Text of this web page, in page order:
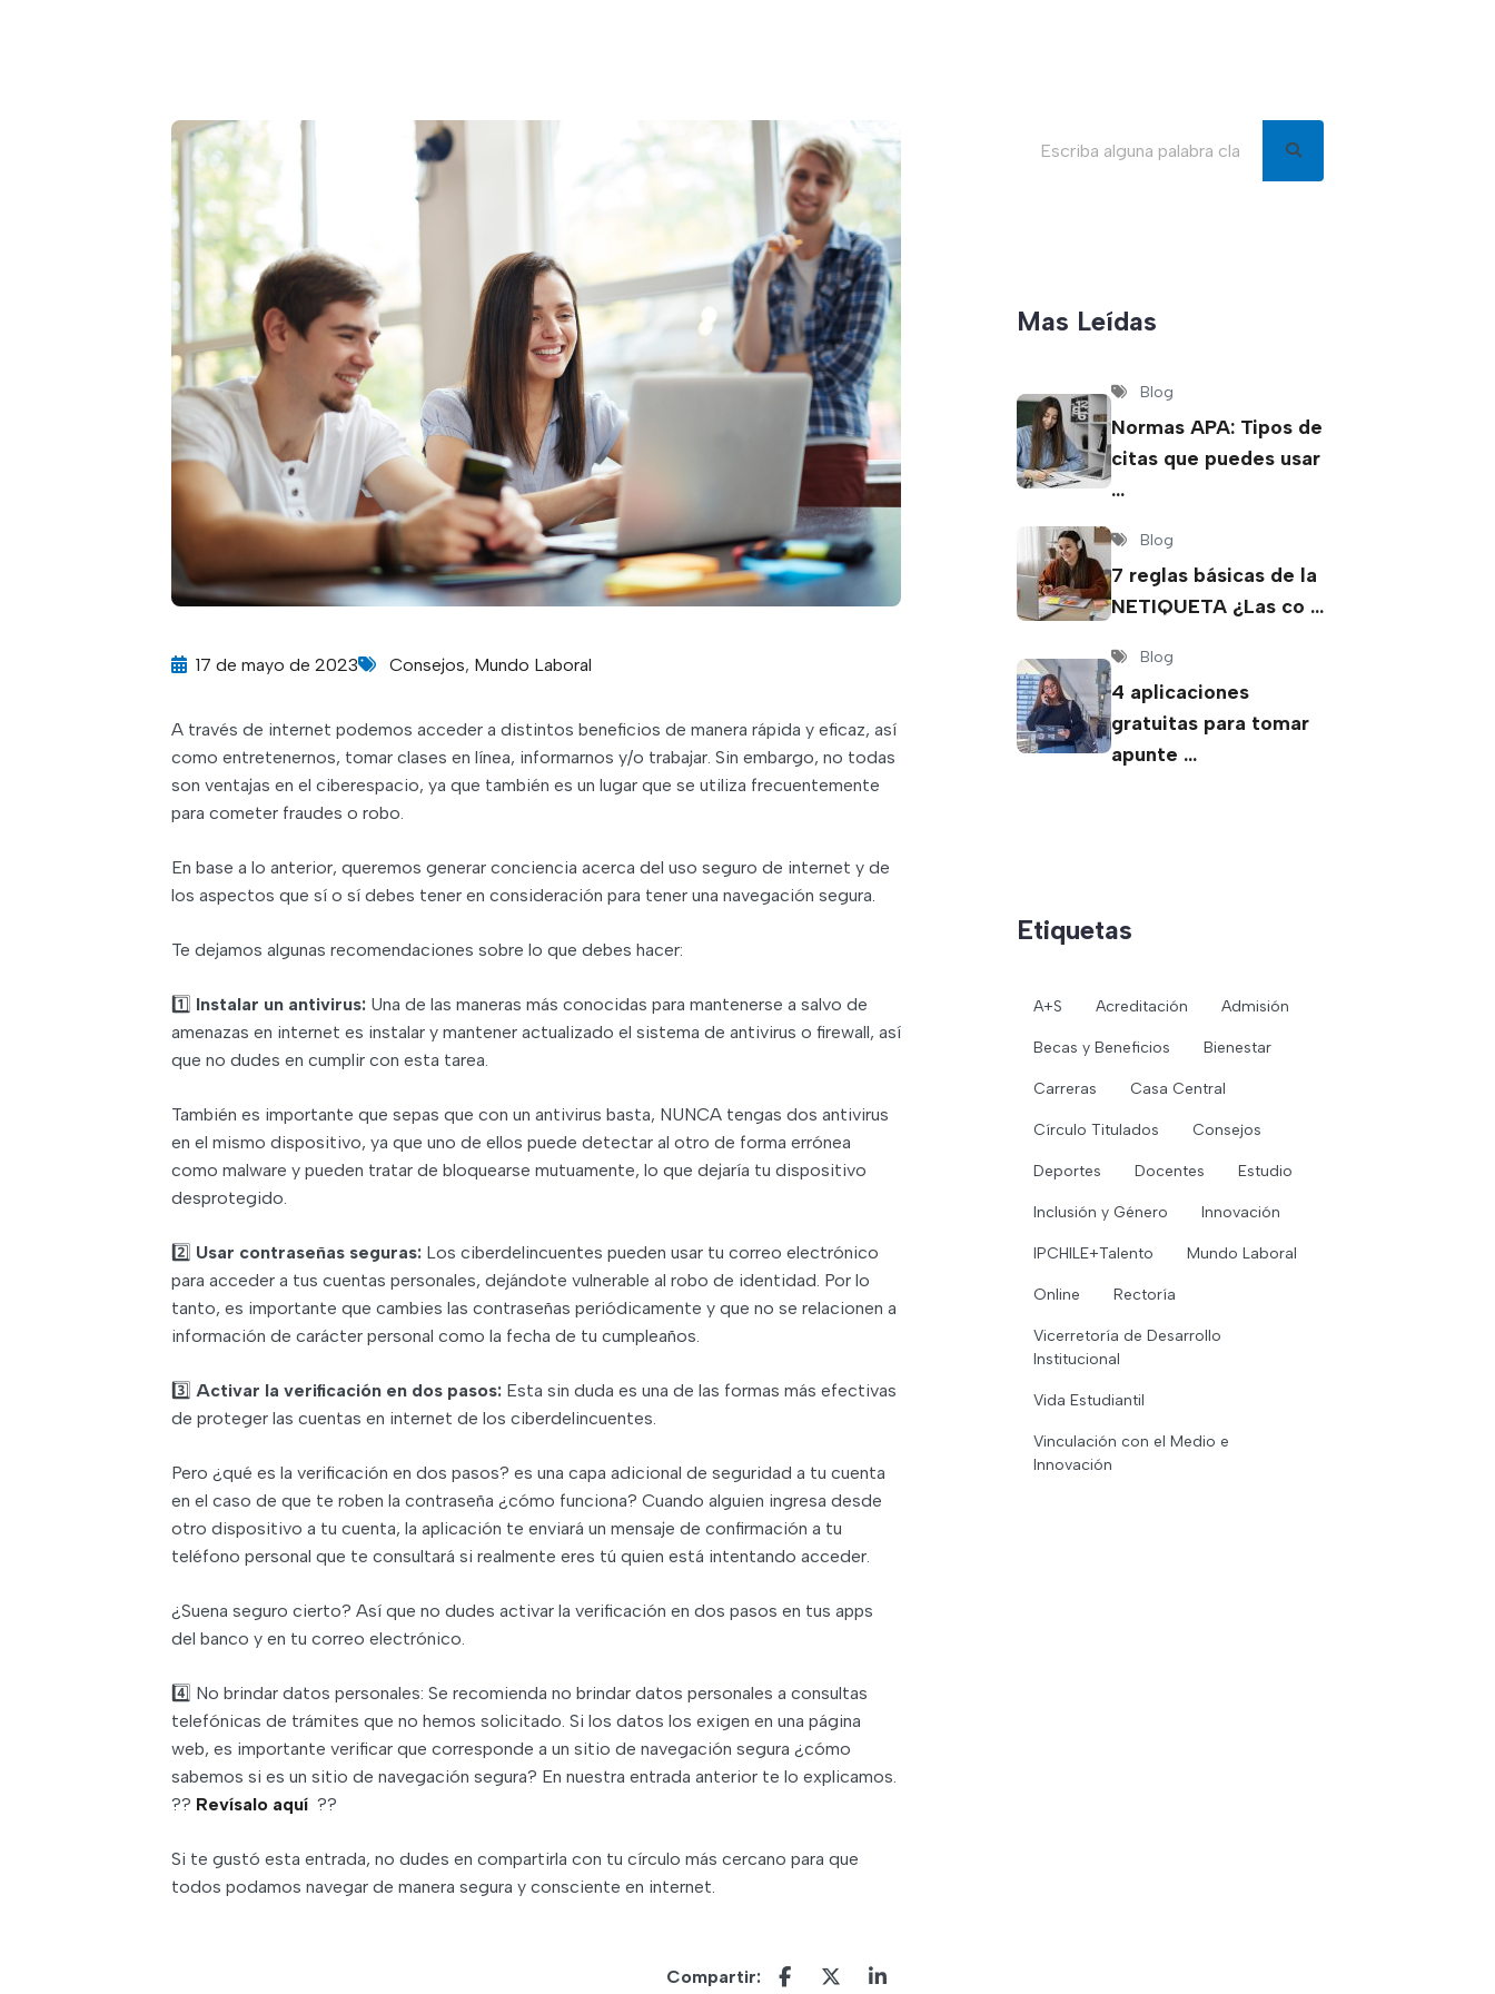
17 de mayo de 2023 Consejos, Mundo Laboral
A través de internet podemos acceder a distintos beneficios de manera rápida y eficaz, así
como entretenernos, tomar clases en línea, informarnos y/o trabajar. Sin embargo, no todas
son ventajas en el ciberespacio, ya que también es un lugar que se utiliza frecuentemente
para cometer fraudes o robo.
En base a lo anterior, queremos generar conciencia acerca del uso seguro de internet y de
los aspectos que sí o sí debes tener en consideración para tener una navegación segura.
Te dejamos algunas recomendaciones sobre lo que debes hacer:
1️⃣ Instalar un antivirus: Una de las maneras más conocidas para mantenerse a salvo de
amenazas en internet es instalar y mantener actualizado el sistema de antivirus o firewall, así
que no dudes en cumplir con esta tarea.
También es importante que sepas que con un antivirus basta, NUNCA tengas dos antivirus
en el mismo dispositivo, ya que uno de ellos puede detectar al otro de forma errónea
como malware y pueden tratar de bloquearse mutuamente, lo que dejaría tu dispositivo
desprotegido.
2️⃣ Usar contraseñas seguras: Los ciberdelincuentes pueden usar tu correo electrónico
para acceder a tus cuentas personales, dejándote vulnerable al robo de identidad. Por lo
tanto, es importante que cambies las contraseñas periódicamente y que no se relacionen a
información de carácter personal como la fecha de tu cumpleaños.
3️⃣ Activar la verificación en dos pasos: Esta sin duda es una de las formas más efectivas
de proteger las cuentas en internet de los ciberdelincuentes.
Pero ¿qué es la verificación en dos pasos? es una capa adicional de seguridad a tu cuenta
en el caso de que te roben la contraseña ¿cómo funciona? Cuando alguien ingresa desde
otro dispositivo a tu cuenta, la aplicación te enviará un mensaje de confirmación a tu
teléfono personal que te consultará si realmente eres tú quien está intentando acceder.
¿Suena seguro cierto? Así que no dudes activar la verificación en dos pasos en tus apps
del banco y en tu correo electrónico.
4️⃣ No brindar datos personales: Se recomienda no brindar datos personales a consultas
telefónicas de trámites que no hemos solicitado. Si los datos los exigen en una página
web, es importante verificar que corresponde a un sitio de navegación segura ¿cómo
sabemos si es un sitio de navegación segura? En nuestra entrada anterior te lo explicamos.
?? Revísalo aquí ??
Si te gustó esta entrada, no dudes en compartirla con tu círculo más cercano para que
todos podamos navegar de manera segura y consciente en internet.
Compartir:
Buscar en el blog
Mas Leídas
Blog
Normas APA: Tipos de
citas que puedes usar
…
Blog
7 reglas básicas de la
NETIQUETA ¿Las co …
Blog
4 aplicaciones
gratuitas para tomar
apunte …
Etiquetas
A+S Acreditación Admisión
Becas y Beneficios Bienestar
Carreras Casa Central
Círculo Titulados Consejos
Deportes Docentes Estudio
Inclusión y Género Innovación
IPCHILE+Talento Mundo Laboral
Online Rectoría
Vicerretoría de Desarrollo
Institucional
Vida Estudiantil
Vinculación con el Medio e
Innovación